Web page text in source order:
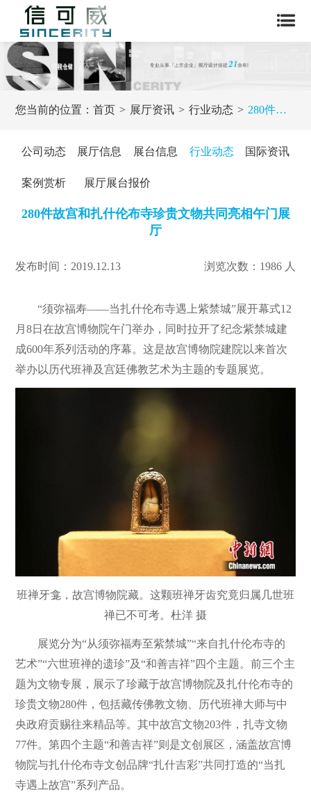
您当前的位置：首页 展厅资讯 行业动态 280件故宫和扎什伦布寺珍贵文物共同亮相午门展厅
公司动态 展厅信息 展台信息 行业动态 国际资讯
案例赏析 展厅展台报价
280件故宫和扎什伦布寺珍贵文物共同亮相午门展
厅
发布时间：2019.12.13 浏览次数：1986 人
“须弥福寿——当扎什伦布寺遇上紫禁城”展开幕式12
月8日在故宫博物院午门举办，同时拉开了纪念紫禁城建
成600年系列活动的序幕。这是故宫博物院建院以来首次
举办以历代班禅及宫廷佛教艺术为主题的专题展览。
班禅牙龛，故宫博物院藏。这颗班禅牙齿究竟归属几世班
禅已不可考。杜洋 摄
展览分为“从须弥福寿至紫禁城”“来自扎什伦布寺的
艺术”“六世班禅的遗珍”及“和善吉祥”四个主题。前三个主
题为文物专展，展示了珍藏于故宫博物院及扎什伦布寺的
珍贵文物280件，包括藏传佛教文物、历代班禅大师与中
央政府贡赐往来精品等。其中故宫文物203件，扎寺文物
77件。第四个主题“和善吉祥”则是文创展区，涵盖故宫博
物院与扎什伦布寺文创品牌“扎什吉彩”共同打造的“当扎
寺遇上故宫”系列产品。